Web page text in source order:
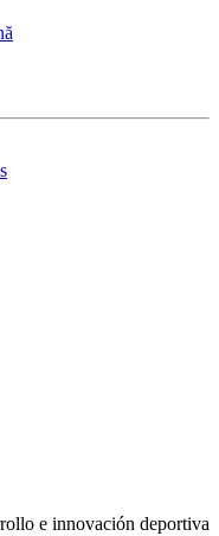
e innovación deportiva